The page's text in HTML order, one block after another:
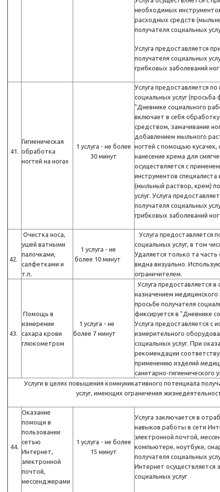
необходимых
расходных средств
получателя социальных
Услуга предоставляется
получателя социальных
грибковых заболеваний
41.
Гигиеническая
обработка
ногтей на ногах
1 услуга - не более
30 минут
Услуга предоставляется
социальных услуг (просьба
"Дневнике социального
включает в себя
средством, замачивание
добавлением мыльного
ногтей с помощью кусачек,
нанесение крема для
осуществляется с
инструментов
(мыльный раствор, крем)
услуг. Услуга
получателя социальных
грибковых заболеваний
42.
Очистка носа,
ушей ватными
палочками,
салфетками и
т.п.
1 услуга - не
более 10 минут
Услуга предоставляется
социальных услуг, в том
Удаляется только та
видна визуально.
ограничителем.
43.
Помощь в
измерении
сахара крови
глюкометром
1 услуга - не
более 7 минут
Услуга предоставляется в
назначением
просьбе получателя
фиксируется в "Дневнике
Услуга предоставляется с
измерительного
социальных услуг. При
рекомендации
применению изделий
санитарно-гигиенического
Услуги в целях повышения коммуникативного потенциала
услуг, имеющих ограничения
44.
Оказание
помощи в
пользовании
сетью
Интернет,
электронной
почтой,
мессенджерами
1 услуга - не более
15 минут
Услуга заключается в
навыков работы в сети
электронной почтой,
компьютере, ноутбуке,
получателя социальных
Интернет осуществляется
социальных услуг